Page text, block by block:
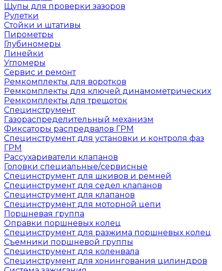
Щупы для проверки зазоров
Рулетки
Стойки и штативы
Пирометры
Глубиномеры
Линейки
Угломеры
Сервис и ремонт
Ремкомплекты для воротков
Ремкомплекты для ключей динамометрических
Ремкомплекты для трещоток
Специнструмент
Газораспределительный механизм
Фиксаторы распредвалов ГРМ
Специнструмент для установки и контроля фаз
ГРМ
Рассухариватели клапанов
Головки специальные/сервисные
Специнструмент для шкивов и ремней
Специнструмент для седел клапанов
Специнструмент для клапанов
Специнструмент для моторной цепи
Поршневая группа
Оправки поршневых колец
Специнструмент для разжима поршневых колец
Съемники поршневой группы
Специнструмент для коленвала
Специнструмент для хонингования цилиндров